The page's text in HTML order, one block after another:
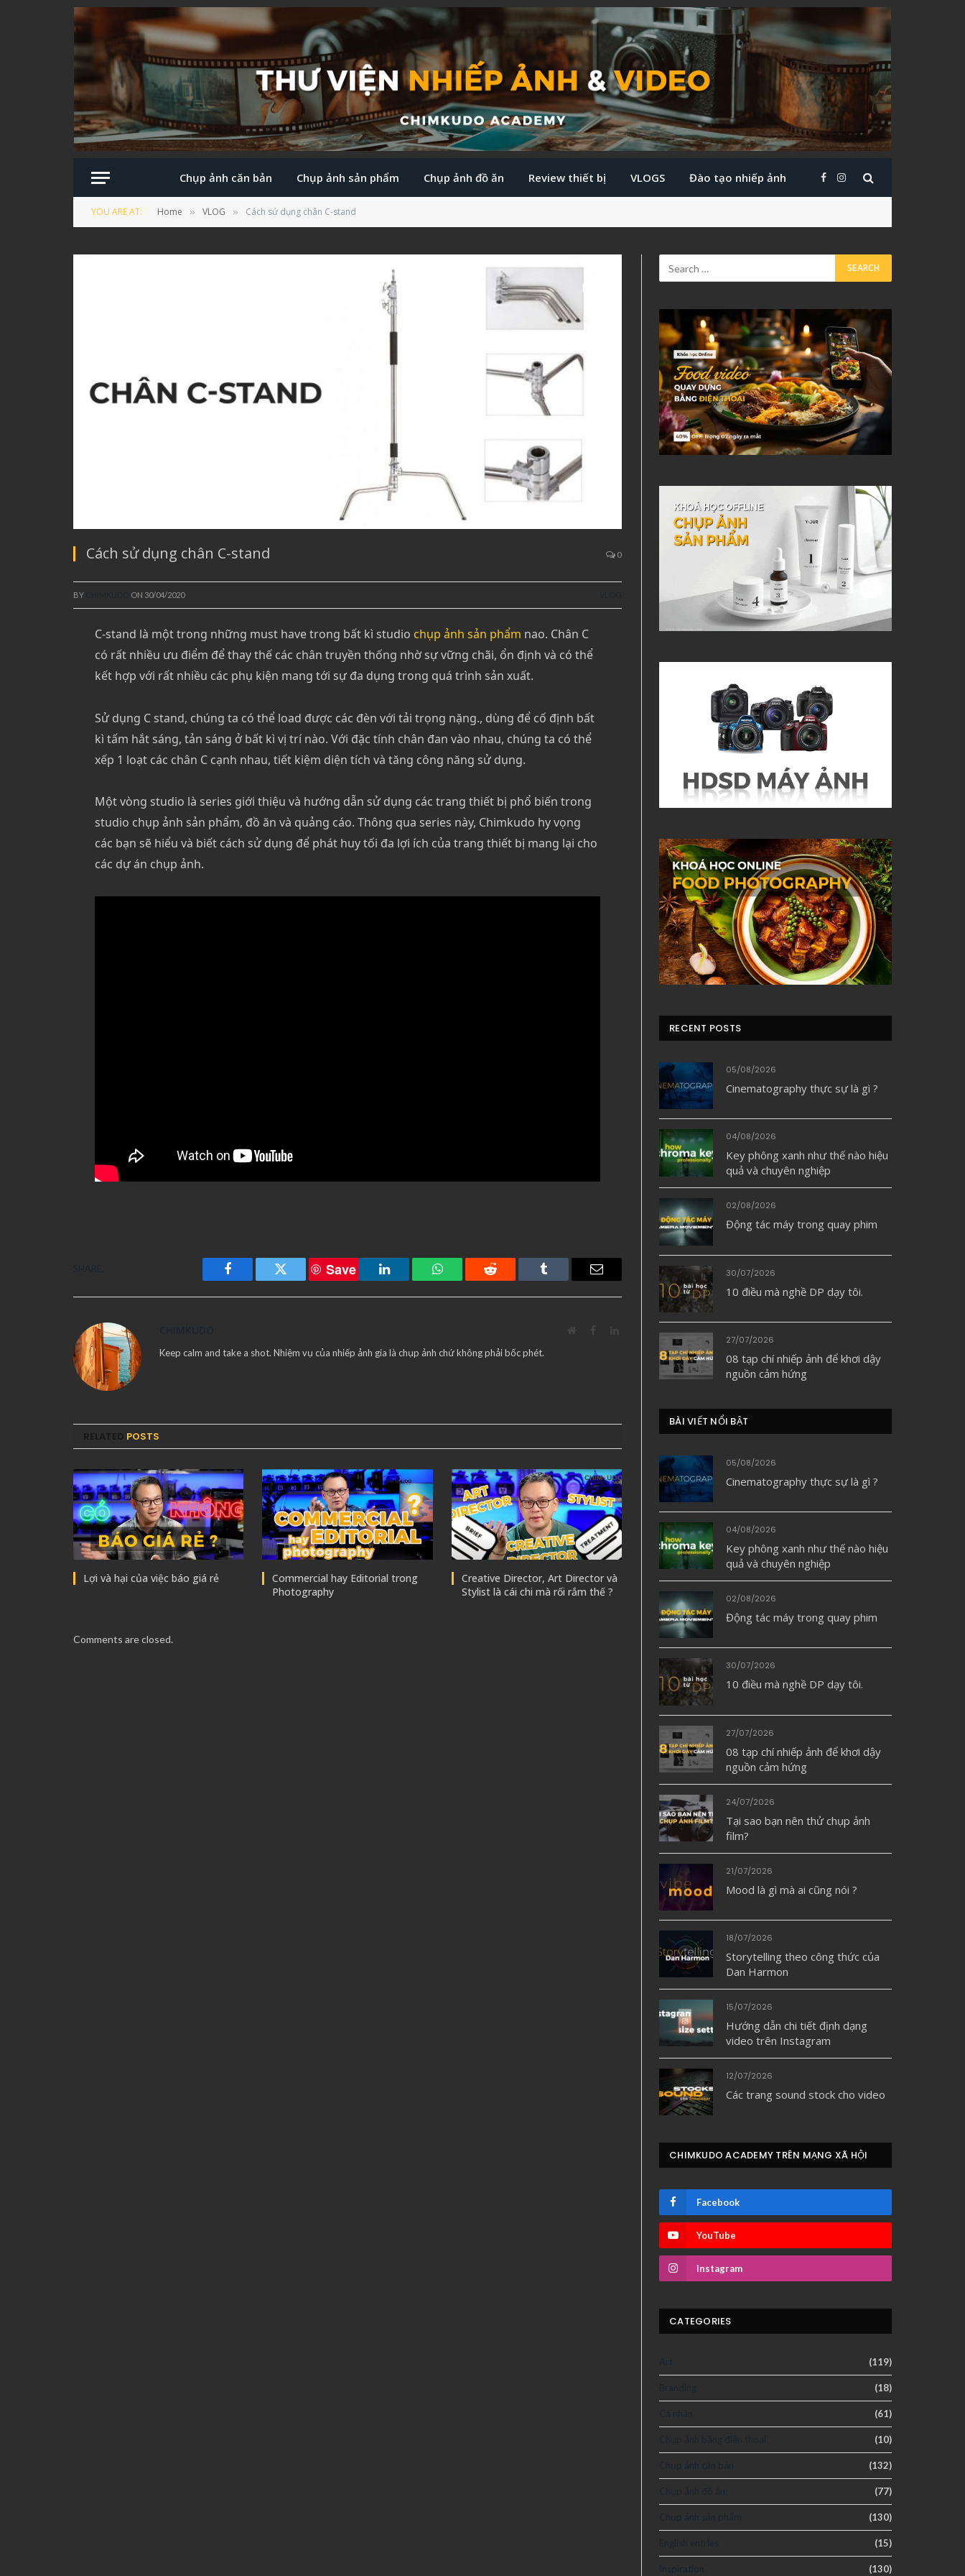
Chụp ảnh căn bản Chụp ảnh sản phẩm Chụp ảnh đồ ăn Review thiết bị VLOGS Đào tạo nhiếp ảnh Facebook
Instagram
YOU ARE AT: Home » VLOG » Cách sử dụng chân C-stand
Cách sử dụng chân C-stand 0
BY ON 30/04/2020
C-stand là một trong những must have trong bất kì studio chụp ảnh sản phẩm nao. Chân C
có rất nhiều ưu điểm để thay thế các chân truyền thống nhờ sự vững chãi, ổn định và có thể
kết hợp với rất nhiều các phụ kiện mang tới sự đa dụng trong quá trình sản xuất.
Sử dụng C stand, chúng ta có thể load được các đèn với tải trọng nặng., dùng để cố định bất
kì tấm hắt sáng, tản sáng ở bất kì vị trí nào. Với đặc tính chân đan vào nhau, chúng ta có thể
xếp 1 loạt các chân C cạnh nhau, tiết kiệm diện tích và tăng công năng sử dụng.
Một vòng studio là series giới thiệu và hướng dẫn sử dụng các trang thiết bị phổ biến trong
studio chụp ảnh sản phẩm, đồ ăn và quảng cáo. Thông qua series này, Chimkudo hy vọng
các bạn sẽ hiểu và biết cách sử dụng để phát huy tối đa lợi ích của trang thiết bị mang lại cho
các dự án chụp ảnh.
Facebook Twitter
Save
LinkedIn WhatsAppReddit Tumblr Email
Keep calm and take a shot. Nhiệm vụ của nhiếp ảnh gia là chụp ảnh chứ không phải bốc phét.
POSTS
Lợi và hại của việc báo giá rẻ
Commercial hay Editorial trong
Photography
Creative Director, Art Director và
Stylist là cái chi mà rối rắm thế ?
Comments are closed.
RECENT POSTS
05/08/2026
Cinematography thực sự là gì ?
04/08/2026
Key phông xanh như thế nào hiệu
quả và chuyên nghiệp
02/08/2026
Động tác máy trong quay phim
30/07/2026
10 điều mà nghề DP dạy tôi.
27/07/2026
08 tạp chí nhiếp ảnh để khơi dậy
nguồn cảm hứng
BÀI VIẾT NỔI BẬT
05/08/2026
Cinematography thực sự là gì ?
04/08/2026
Key phông xanh như thế nào hiệu
quả và chuyên nghiệp
02/08/2026
Động tác máy trong quay phim
30/07/2026
10 điều mà nghề DP dạy tôi.
27/07/2026
08 tạp chí nhiếp ảnh để khơi dậy
nguồn cảm hứng
24/07/2026
Tại sao bạn nên thử chụp ảnh
film?
21/07/2026
Mood là gì mà ai cũng nói ?
18/07/2026
Storytelling theo công thức của
Dan Harmon
15/07/2026
Hướng dẫn chi tiết định dạng
video trên Instagram
12/07/2026
Các trang sound stock cho video
CHIMKUDO ACADEMY TRÊN MẠNG XÃ HỘI
Facebook
YouTube
Instagram
CATEGORIES
(119)
(18)
(61)
(10)
(132)
(77)
(130)
(15)
(130)